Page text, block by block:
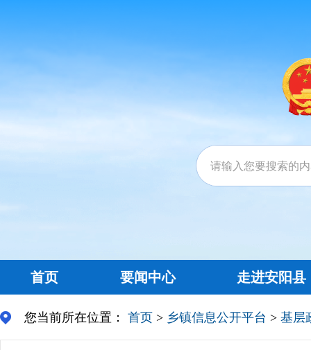
首页 要闻中心 走进安阳县
您当前所在位置： 首页 > 乡镇信息公开平台 > 基层